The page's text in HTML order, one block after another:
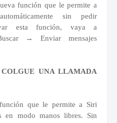
función que le permite a
sin pedir
esta función, vaya a
→ Enviar mensajes
UNA LLAMADA
que le permite a Siri
en modo manos libres. Sin